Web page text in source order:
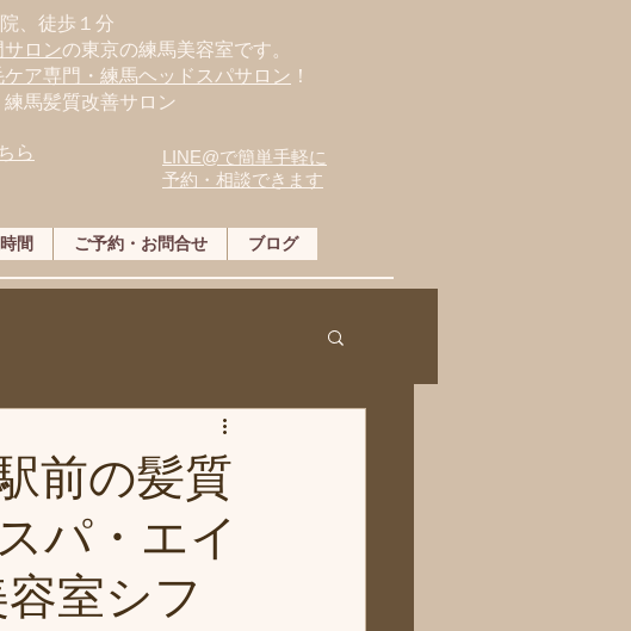
、徒歩１分
ロンの東京の練馬美容室です。
ア専門・練馬ヘッドスパサロン ！
馬髪質改善サロン
ら
LINE@で簡単手軽に
予約・相談できます
間 ご予約・お問合せ ブログ
前の髪質
パ・エイ
室シフ